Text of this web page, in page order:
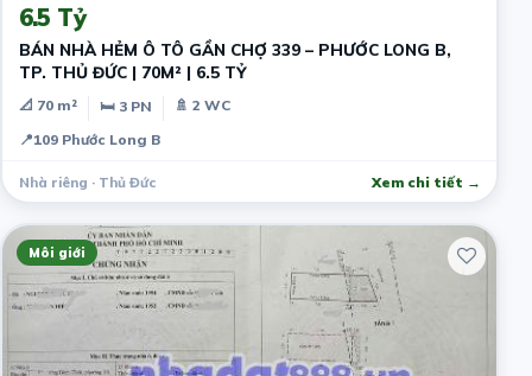
6.5 Tỷ
BÁN NHÀ HẺM Ô TÔ GẦN CHỢ 339 – PHƯỚC LONG B,
TP. THỦ ĐỨC | 70M² | 6.5 TỶ
📐 70 m² 🛏 3 PN
🚿 2 WC
📍109 Phước Long B
Nhà riêng · Thủ Đức Xem chi tiết →
Môi giới